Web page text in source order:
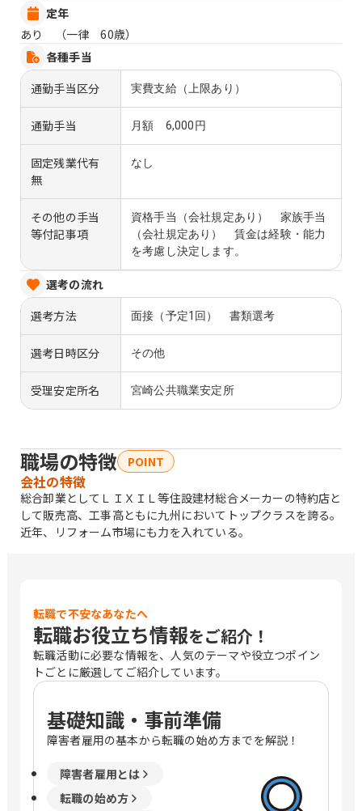
定年
あり （一律 60歳）
各種手当
通勤手当区分
実費支給（上限あり）
通勤手当 月額 6,000円
固定残業代有
無
なし
その他の手当
等付記事項
資格手当（会社規定あり） 家族手当
（会社規定あり） 賃金は経験・能力
を考慮し決定します。
選考の流れ
選考方法
面接（予定1回） 書類選考
選考日時区分 その他
受理安定所名 宮崎公共職業安定所
職場の特徴 POINT
会社の特徴
総合卸業としてＬＩＸＩＬ等住設建材総合メーカーの特約店と
して販売高、工事高ともに九州においてトップクラスを誇る。
近年、リフォーム市場にも力を入れている。
転職で不安なあなたへ
転職お役立ち情報をご紹介！
転職活動に必要な情報を、人気のテーマや役立つポイン
トごとに厳選してご紹介しています。
基礎知識・事前準備
障害者雇用の基本から転職の始め方までを解説！
障害者雇用とは
転職の始め方